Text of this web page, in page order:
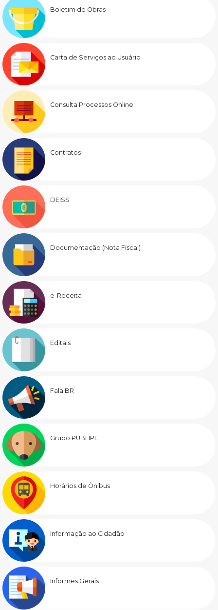
Boletim de Obras
Carta de Serviços ao Usuário
Consulta Processos Online
Contratos
DEISS
Documentação (Nota Fiscal)
e-Receita
Editais
Fala.BR
Grupo PUBLIPET
Horários de Ônibus
Informação ao Cidadão
Informes Gerais